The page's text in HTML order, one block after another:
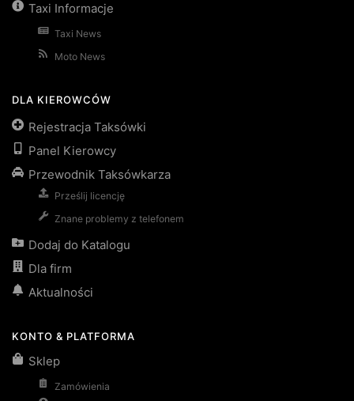
Taxi Informacje
Taxi News
Moto News
DLA KIEROWCÓW
Rejestracja Taksówki
Panel Kierowcy
Przewodnik Taksówkarza
Prześlij licencję
Znane problemy z telefonem
Dodaj do Katalogu
Dla firm
Aktualności
KONTO & PLATFORMA
Sklep
Zamówienia